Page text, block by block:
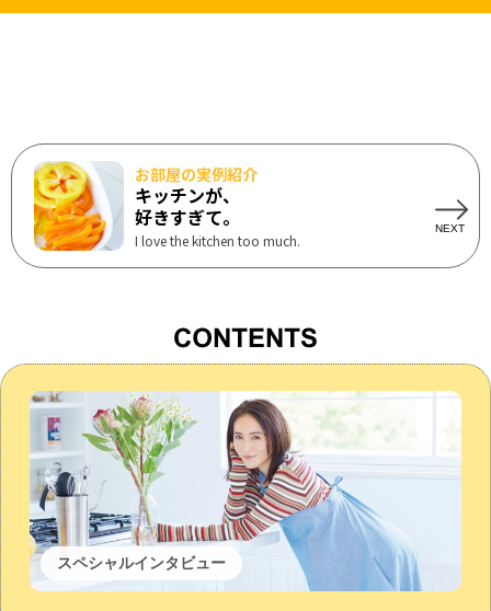
お部屋の実例紹介
キッチンが、
好きすぎて。
I love the kitchen too much.
スペシャルインタビュー